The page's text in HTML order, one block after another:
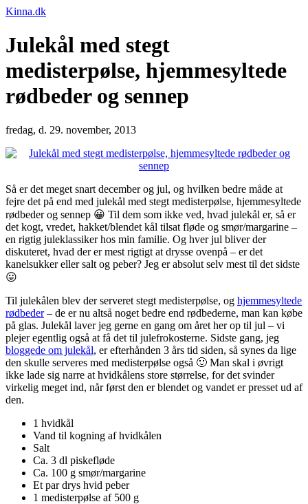
Kinna.dk
Julekål med stegt
medisterpølse, hjemmesyltede
rødbeder og sennep
fredag, d. 29. november, 2013
Så er det meget snart december og jul, og hvilken bedre måde at
fejre det på end med julekål med stegt medisterpølse, hjemmesyltede
rødbeder og sennep 😀 Til dem som ikke ved, hvad julekål er, så er
det kogt, vredet, hakket/blendet kål tilsat fløde og smør/margarine –
en rigtig juleklassiker hos min familie. Og hver jul bliver der
diskuteret, hvad der er mest rigtigt at drysse ovenpå – er det
kanelsukker eller salt og peber? Jeg er absolut selv mest til det sidste
😛
Til julekålen blev der serveret stegt medisterpølse, og hjemmesyltede
rødbeder– de er nu altså noget bedre end rødbederne, man kan købe
på glas. Julekål laver jeg gerne en gang om året her op til jul – vi
plejer egentlig også at få det til julefrokosterne. Sidste gang, jeg
bloggede om julekål, er efterhånden 3 års tid siden, så synes da lige
den skulle serveres med medisterpølse også 🙂 Man skal i øvrigt
ikke lade sig narre at hvidkålens store størrelse, for det svinder
virkelig meget ind, når først den er blendet og vandet er presset ud af
den.
1 hvidkål
Vand til kogning af hvidkålen
Salt
Ca. 3 dl piskefløde
Ca. 100 g smør/margarine
Et par drys hvid peber
1 medisterpølse af 500 g